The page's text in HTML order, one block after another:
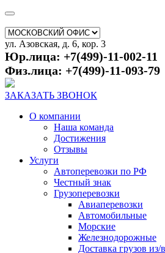
ул. Азовская, д. 6, кор. 3
Юр.лица: +7(499)-11-002-11
Физ.лица: +7(499)-11-093-79
ЗАКАЗАТЬ ЗВОНОК
О компании
Наша команда
Достижения
Отзывы
Услуги
Автоперевозки по РФ
Честный знак
Грузоперевозки
Авиаперевозки
Автомобильные
Морские
Железнодорожные
Доставка грузов из/